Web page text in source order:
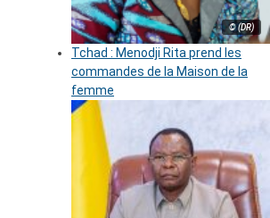
© (DR)
Tchad : Menodji Rita prend les
commandes de la Maison de la
femme